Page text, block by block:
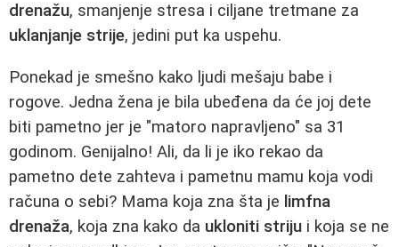
drenažu, smanjenje stresa i ciljane tretmane za
uklanjanje strije, jedini put ka uspehu.
Ponekad je smešno kako ljudi mešaju babe i
rogove. Jedna žena je bila ubeđena da će joj dete
biti pametno jer je "matoro napravljeno" sa 31
godinom. Genijalno! Ali, da li je iko rekao da
pametno dete zahteva i pametnu mamu koja vodi
računa o sebi? Mama koja zna šta je limfna
drenaža, koja zna kako da ukloniti striju i koja se ne